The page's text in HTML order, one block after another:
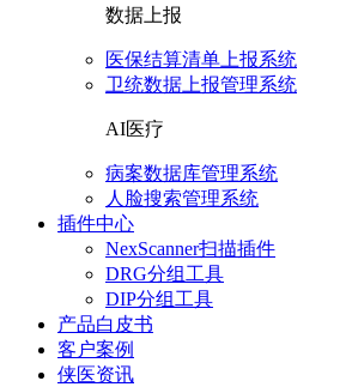
数据上报
医保结算清单上报系统
卫统数据上报管理系统
AI医疗
病案数据库管理系统
人脸搜索管理系统
插件中心
NexScanner扫描插件
DRG分组工具
DIP分组工具
产品白皮书
客户案例
侠医资讯